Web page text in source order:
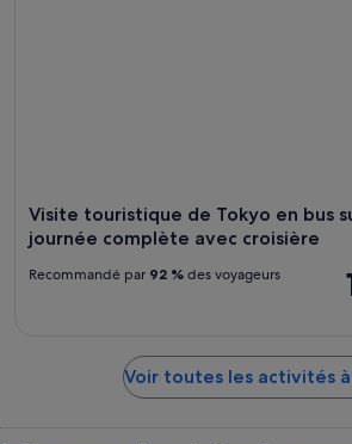
Visite touristique de Tokyo en bus
journée complète avec croisière
Recommandé par 92 % des voyageurs
Voir toutes les activités